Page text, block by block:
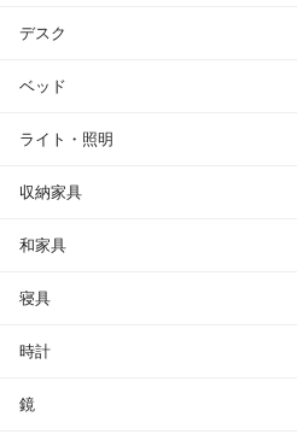
デスク
ベッド
ライト・照明
収納家具
和家具
寝具
時計
鏡